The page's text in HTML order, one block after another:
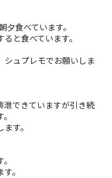
食べています。
と食べています。
シュプレモでお願いしま
泄できていますが引き続
す。
。